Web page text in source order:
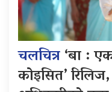
चलचित्र‘बा :
कोइसित’